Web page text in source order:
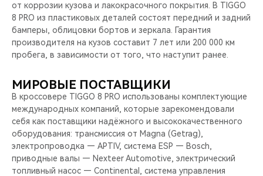
от коррозии кузова и лакокрасочного покрытия. В TIGGO
8 PRO из пластиковых деталей состоят передний и задний
бамперы, облицовки бортов и зеркала. Гарантия
производителя на кузов составит 7 лет или 200 000 км
пробега, в зависимости от того, что наступит ранее.
МИРОВЫЕ ПОСТАВЩИКИ
В кроссовере TIGGO 8 PRO использованы комплектующие
международных компаний, которые зарекомендовали
себя как поставщики надёжного и высококачественного
оборудования: трансмиссия от Magna (Getrag),
электропроводка — APTIV, система ESP — Bosch,
приводные валы — Nexteer Automotive, электрический
топливный насос — Continental, система управления